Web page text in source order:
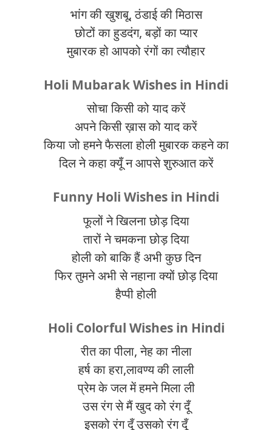
भांग की खुशबू, ठंडाई की मिठास
छोटों का हुडदंग, बड़ों का प्यार
मुबारक हो आपको रंगों का त्यौहार
Holi Mubarak Wishes in Hindi
सोचा किसी को याद करें
अपने किसी ख़ास को याद करें
किया जो हमने फैसला होली मुबारक कहने का
दिल ने कहा क्यूँ न आपसे शुरुआत करें
Funny Holi Wishes in Hindi
फूलों ने खिलना छोड़ दिया
तारों ने चमकना छोड़ दिया
होली को बाकि हैं अभी कुछ दिन
फिर तुमने अभी से नहाना क्यों छोड़ दिया
हैप्पी होली
Holi Colorful Wishes in Hindi
रीत का पीला, नेह का नीला
हर्ष का हरा,लावण्य की लाली
प्रेम के जल में हमने मिला ली
उस रंग से मैं खुद को रंग दूँ
इसको रंग दूँ उसको रंग दूँ